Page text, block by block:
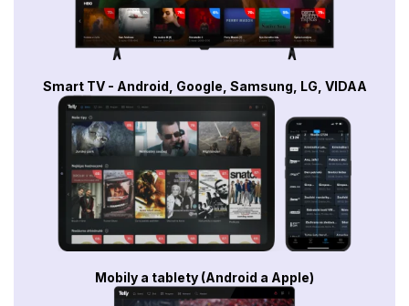
Smart TV - Android, Google, Samsung, LG, VIDAA
Mobily a tablety (Android a Apple)